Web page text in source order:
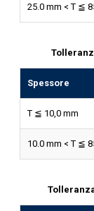
25.0 mm < T ≦
Spessore
T ≦ 10,0 mm
10.0 mm < T ≦